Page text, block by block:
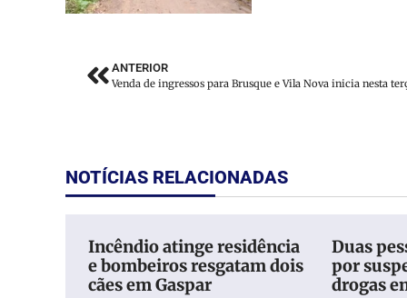
ANTERIOR
NOTÍCIAS RELACIONADAS
Incêndio atinge residência
e bombeiros resgatam dois
cães em Gaspar
Duas
por
drogas